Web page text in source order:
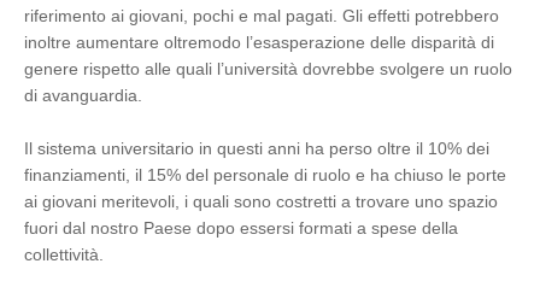
riferimento ai giovani, pochi e mal pagati. Gli effetti potrebbero
inoltre aumentare oltremodo l’esasperazione delle disparità di
genere rispetto alle quali l’università dovrebbe svolgere un ruolo
di avanguardia.
Il sistema universitario in questi anni ha perso oltre il 10% dei
finanziamenti, il 15% del personale di ruolo e ha chiuso le porte
ai giovani meritevoli, i quali sono costretti a trovare uno spazio
fuori dal nostro Paese dopo essersi formati a spese della
collettività.